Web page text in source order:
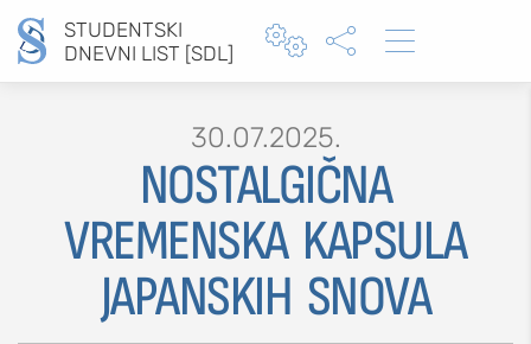
STUDENTSKI
DNEVNI LIST [SDL]
  
Type 2 or more characters for results.
MOJ SDL
30.07.2025.
NOSTALGIČNA
VREMENSKA KAPSULA
JAPANSKIH SNOVA